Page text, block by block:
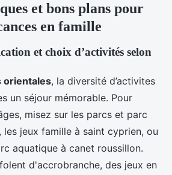
et bons plans pour
en famille
et choix d’activités selon
orientales, la diversité d’activites
un séjour mémorable. Pour
misez sur les parcs et parc
les jeux famille à saint cyprien, ou
aquatique à canet roussillon.
d'accrobranche, des jeux en